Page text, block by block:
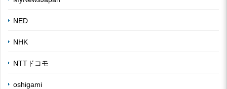
NED
NHK
NTTドコモ
oshigami